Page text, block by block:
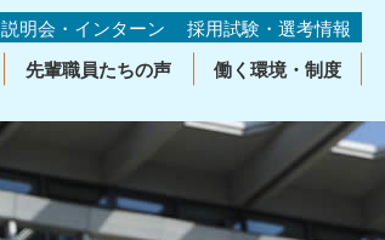
説明会・インターン
採用試験・選考情報
先輩職員たちの声 働く環境・制度